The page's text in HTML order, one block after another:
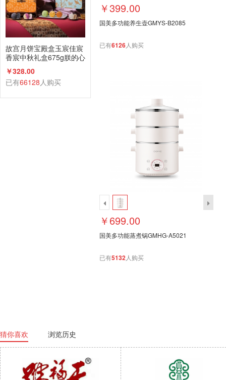
故宫月饼宝殿盒玉宸佳宸
香宸中秋礼盒675g朕的心
意礼广式蛋黄莲蓉
￥328.00
已有66128人购买
￥399.00
国美多功能养生壶GMYS-B2085
已有6126人购买
￥699.00
国美多功能蒸煮锅GMHG-A5021
已有5132人购买
猜你喜欢 浏览历史